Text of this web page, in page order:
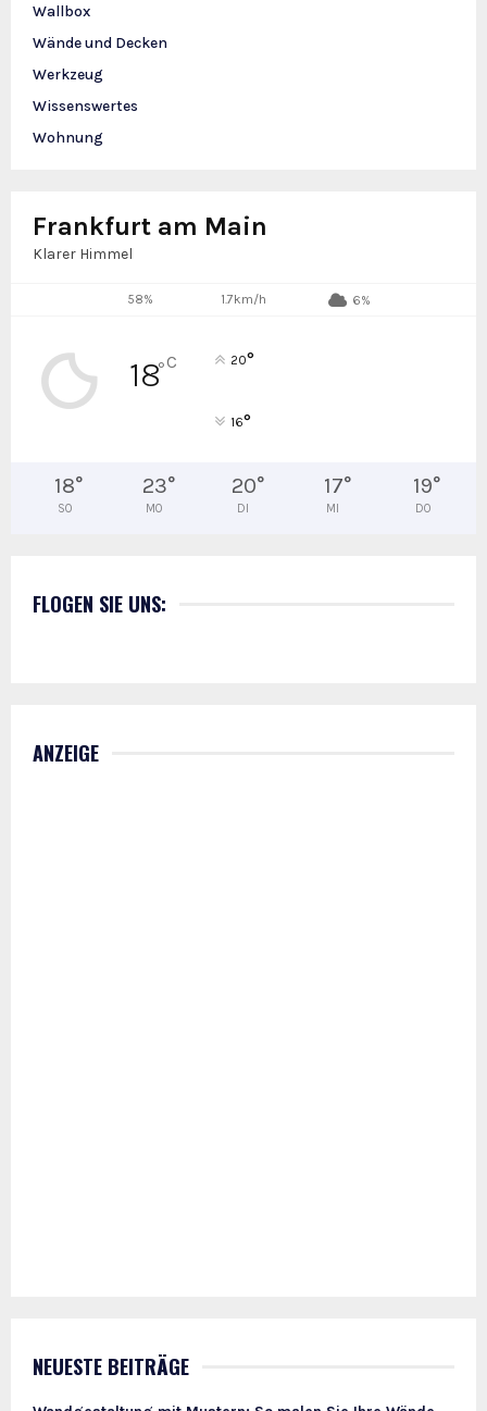
Wallbox
Wände und Decken
Werkzeug
Wissenswertes
Wohnung
Frankfurt am Main
Klarer Himmel
58% 1.7km/h 6%
18°C 20°
16°
18°
SO
23°
MO
20°
DI
17°
MI
19°
DO
FLOGEN SIE UNS:
ANZEIGE
NEUESTE BEITRÄGE